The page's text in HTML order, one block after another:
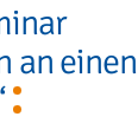
an einen